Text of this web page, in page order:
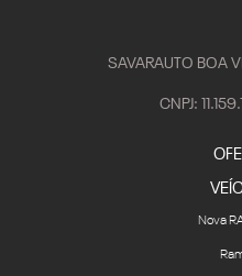
SAVARAUTO BOA
CNPJ:
Nova